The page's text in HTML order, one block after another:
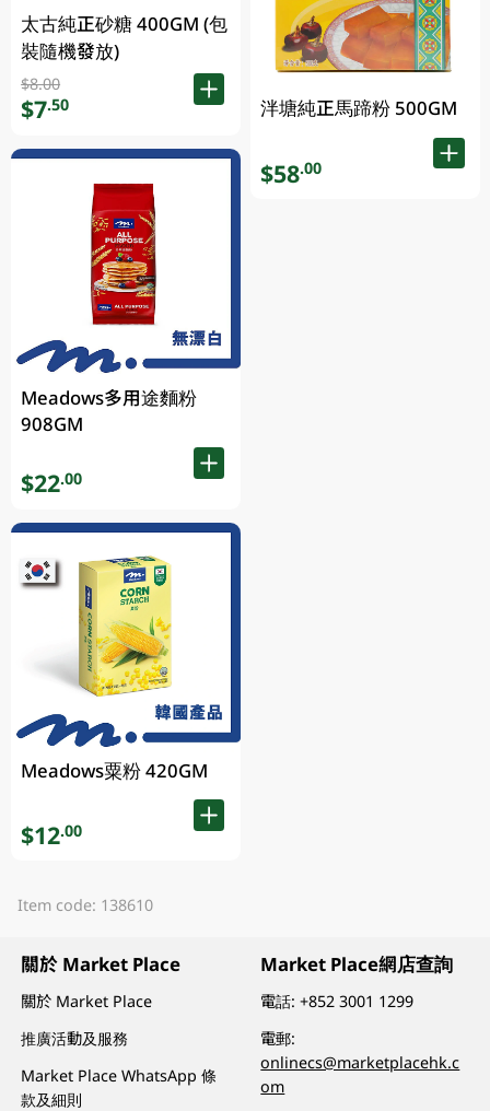
太古純正砂糖 400GM (包
裝隨機發放)
$8.00
$7.50
Meadows多用途麵粉
908GM
$22.00
Meadows粟粉 420GM
$12.00
泮塘純正馬蹄粉 500GM
$58.00
Item code: 138610
關於 Market Place
關於 Market Place
推廣活動及服務
Market Place WhatsApp 條
款及細則
Market Place網店查詢
電話:+852 3001 1299
電郵:
onlinecs@marketplacehk.c
om